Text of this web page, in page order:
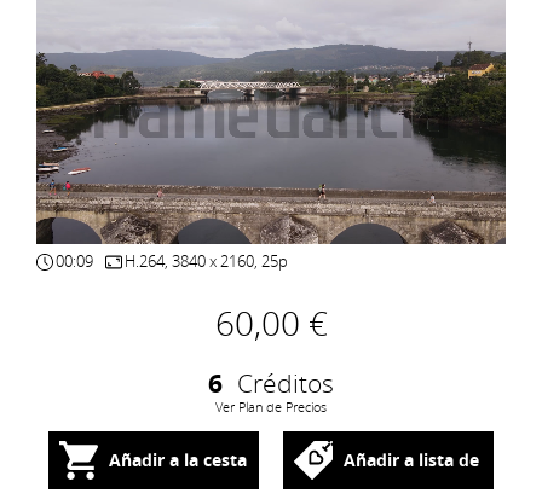
00:09 H.264, 3840 x 2160, 25p
60,00 €
6 Créditos
Ver Plan de Precios
Añadir a la cesta Añadir a lista de